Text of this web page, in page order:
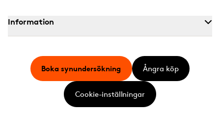
Information
Boka synundersökning Ångra köp
Cookie-inställningar